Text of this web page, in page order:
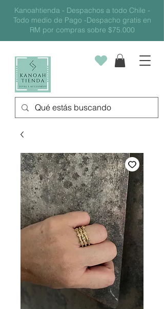
Kanoahtienda - Despachos a todo Chile -
Todo medio de Pago -Despacho gratis en
RM por compras sobre $75.000